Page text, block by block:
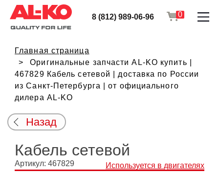
8 (812) 989-06-96 0
Главная страница
Оригинальные запчасти AL-KO купить |
467829 Кабель сетевой | доставка по России
из Санкт-Петербурга | от официального
дилера AL-KO
Назад
Кабель сетевой
Артикул: 467829 Используется в двигателях